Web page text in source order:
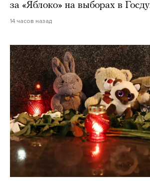
за «Яблоко» на выборах в
14 часов назад